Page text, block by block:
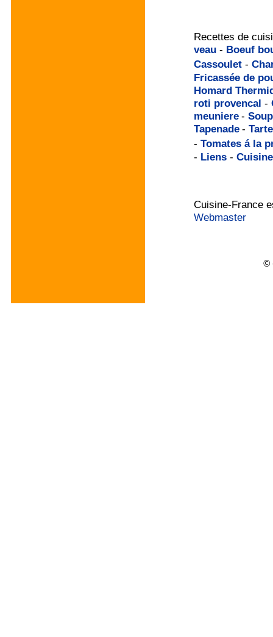
Recettes de
veau - Boeuf
Cassoulet -
Fricassée de
Homard
roti provencal -
meuniere -
Tapenade -
- Tomates á la
- Liens -
Cuisine-France
Webmaster
©